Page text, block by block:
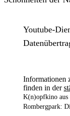
Youtube-
Informationen
finden in der
K(n)opfkino aus
Rombergpark: